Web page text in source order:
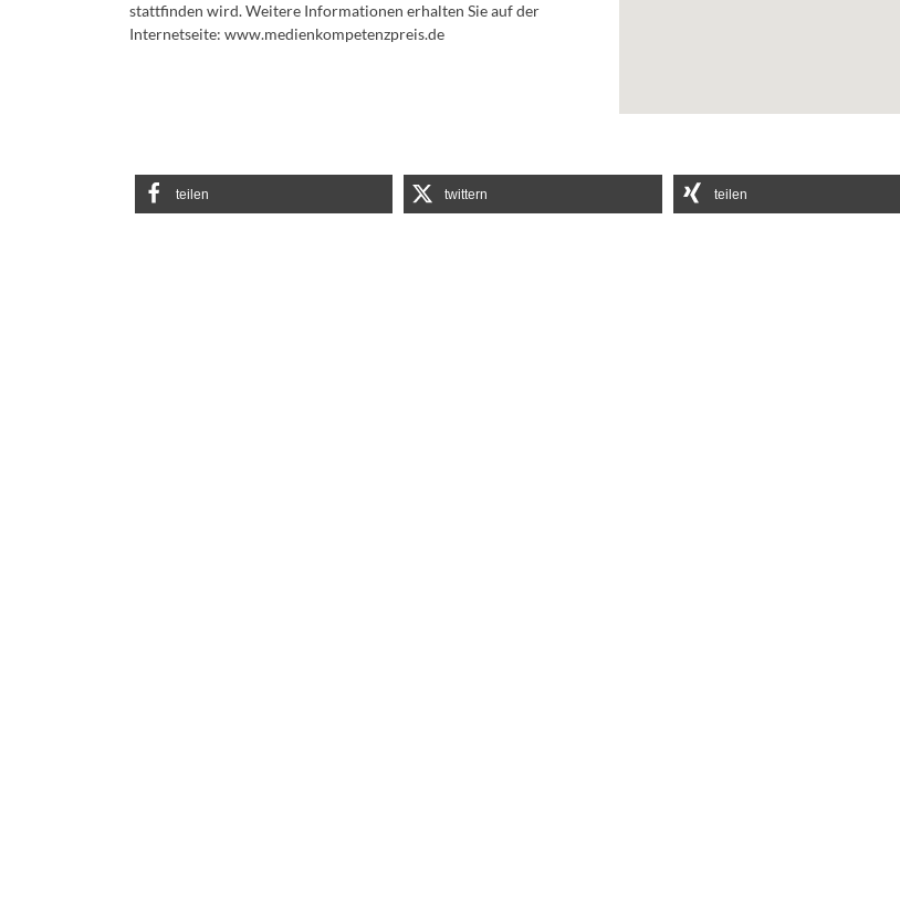
stattfinden wird. Weitere Informationen erhalten Sie auf der
Internetseite: www.medienkompetenzpreis.de
teilen twittern teilen